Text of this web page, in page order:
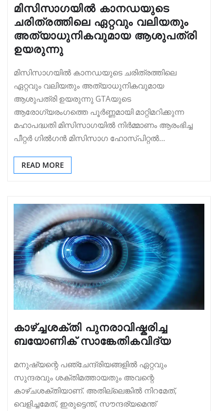
മിസിസാഗയിൽ കാനഡയുടെ
ചരിത്രത്തിലെ ഏറ്റവും വലിയതും
അത്യാധുനികവുമായ ആശുപത്രി
ഉയരുന്നു
മിസിസാഗയിൽ കാനഡയുടെ ചരിത്രത്തിലെ
ഏറ്റവും വലിയതും അത്യാധുനികവുമായ
ആശുപത്രി ഉയരുന്നു GTAയുടെ
ആരോഗ്യരംഗത്തെ പൂർണ്ണമായി മാറ്റിമറിക്കുന്ന
മഹാപദ്ധതി മിസിസാഗയിൽ നിർമ്മാണം ആരംഭിച്ച
പീറ്റർ ഗിൽഗൻ മിസിസാഗ ഹോസ്പിറ്റൽ…
READ MORE
കാഴ്ച്ചശക്തി പുനരാവിഷ്കരിച്ച
ബയോണിക്‌ സാങ്കേതികവിദ്യ
മനുഷ്യന്റെ പഞ്ചേന്ദ്രിയങ്ങളിൽ ഏറ്റവും
സുന്ദരവും ശക്തിമത്തായതും അവന്റെ
കാഴ്ചശക്തിയാണ്. അതില്ലെങ്കിൽ നിറമേത്,
വെളിച്ചമേത്, ഇരുട്ടെന്ത്, സൗന്ദര്യമെന്ത്